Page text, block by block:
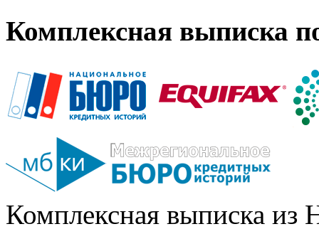
Комплексная выписка
Комплексная выписка из